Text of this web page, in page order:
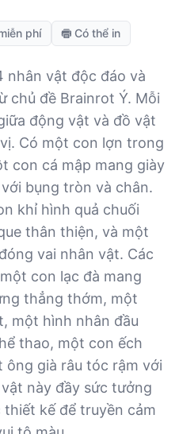
phí Có thể in
nhân vật độc đáo và
chủ đề Brainrot Ý. Mỗi
động vật và đồ vật
Có một con lợn trong
con cá mập mang giày
bụng tròn và chân.
khỉ hình quả chuối
thân thiện, và một
vai nhân vật. Các
con lạc đà mang
thẳng thớm, một
một hình nhân đầu
thao, một con ếch
già râu tóc rậm với
này đầy sức tưởng
kế để truyền cảm